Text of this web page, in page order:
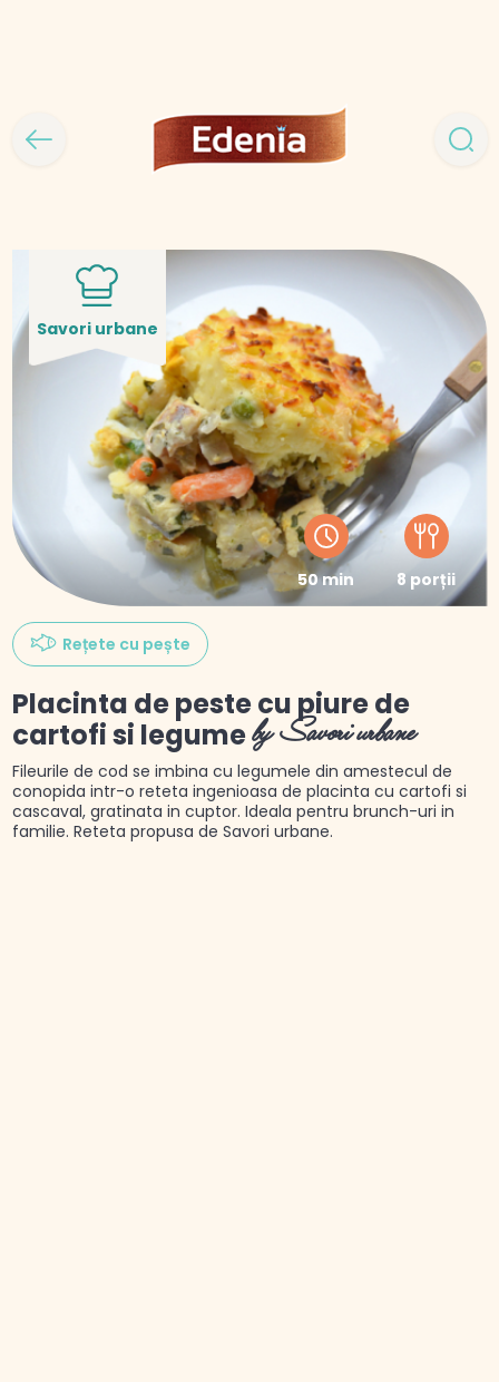
Savori urbane
50 min 8 porții
Rețete cu pește
Placinta de peste cu piure de
cartofi si legumeby Savori urbane
Fileurile de cod se imbina cu legumele din amestecul de
conopida intr-o reteta ingenioasa de placinta cu cartofi si
cascaval, gratinata in cuptor. Ideala pentru brunch-uri in
familie. Reteta propusa de Savori urbane.